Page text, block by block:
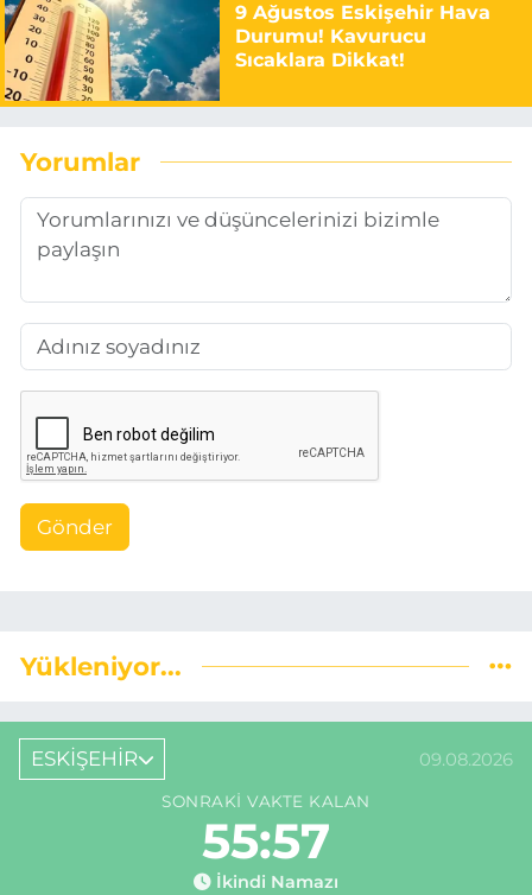
9 Ağustos Eskişehir Hava
Durumu! Kavurucu
Sıcaklara Dikkat!
Yorumlar
Gönder
Yükleniyor...
ESKİŞEHİR 09.08.2026
SONRAKI VAKTE KALAN
55:56
İkindi Namazı